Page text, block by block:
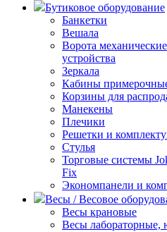
Бутиковое оборудование
Банкетки
Вешала
Ворота
устройства
Зеркала
Кабины
Корзины для
Манекены
Плечики
Решетки и
Стулья
Торговые системы
Fix
Экономпанели и
Весы / Весовое
Весы крановые
Весы лабораторные,